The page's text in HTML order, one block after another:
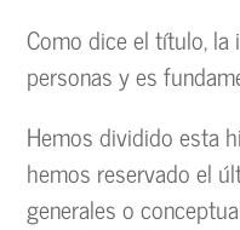
Como dice el título,
personas y es
Hemos dividido esta
hemos reservado el
generales o